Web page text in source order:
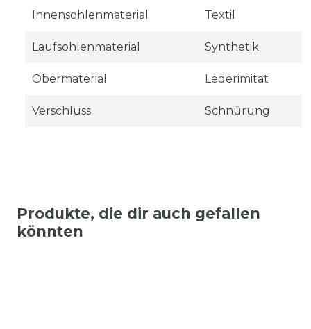
Innensohlenmaterial Textil
Laufsohlenmaterial Synthetik
Obermaterial Lederimitat
Verschluss Schnürung
Produkte, die dir auch gefallen
könnten